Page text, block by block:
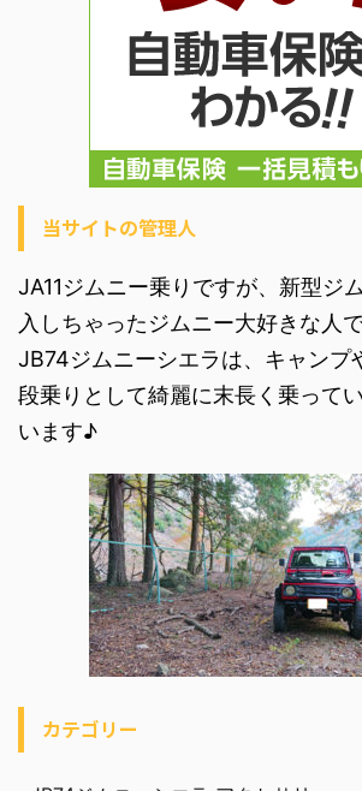
当サイトの管理人
JA11ジムニー乗りですが、新型ジ
入しちゃったジムニー大好きな人で
JB74ジムニーシエラは、キャンプ
段乗りとして綺麗に末長く乗って
います♪
カテゴリー